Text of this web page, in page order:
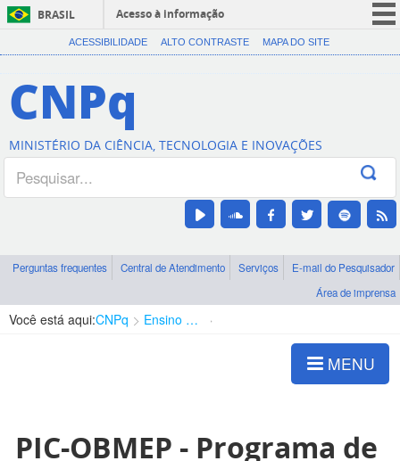
BRASIL
Acesso à informação
CORONAVÍRUS (COVID-19)
Canais
ACESSIBILIDADE ALTO CONTRASTE MAPA DO SITE
CNPq
MINISTÉRIO DA CIÊNCIA, TECNOLOGIA E INOVAÇÕES
Perguntas frequentes Central de Atendimento Serviços
E-mail do Pesquisador
Área de imprensa
Você está aqui:CNPq Ensino Fundamental / Médio
MENU
PIC-OBMEP - Programa de